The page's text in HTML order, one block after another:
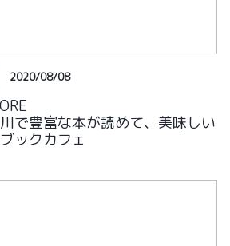
2020/08/08
で豊富な本が読めて、美味しい
ックカフェ